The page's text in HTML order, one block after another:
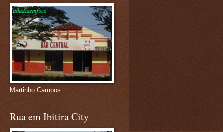
Martinho Campos
Rua em Ibitira City